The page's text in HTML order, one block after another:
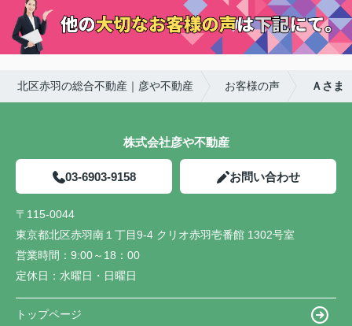
身の資産を本当に大事に扱ってくれるところとして
彦や不動産をおすすめします。
北区赤羽の総合不動産｜彦や不動産 お客様の声 Ａさま
株式会社彦や不動産
03-6903-9158 お問い合わせ
〒115-0044
東京都北区赤羽南１丁目9-4 クリオ赤羽壱番館 1302号室
営業時間： 9:00～18：00
定休日： 水曜日・日曜日
トップページ